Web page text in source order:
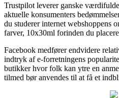
Trustpilot leverer ganske
aktuelle konsumenters
du studerer internet webshoppens
farver, 10x30ml forinden du
Facebook medfører endvidere
indtryk af e-forretningens
butikker hvor folk kan ytre en
tilmed bør anvendes til at få et